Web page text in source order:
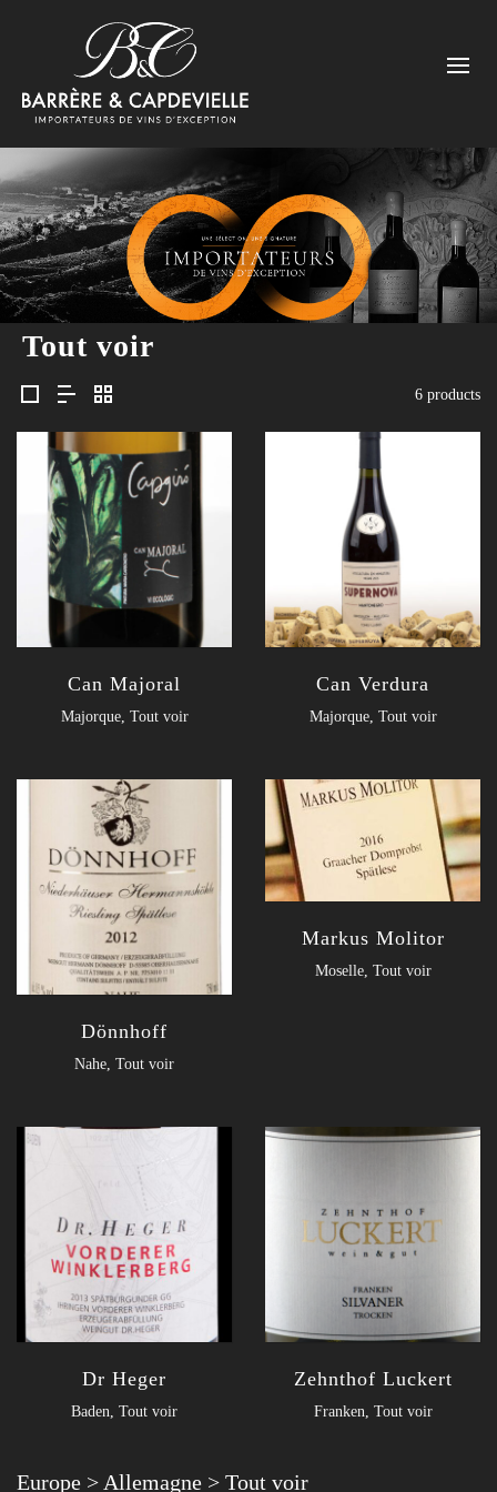
Tout voir
6 products
Can Majoral
Majorque, Tout voir
Can Verdura
Majorque, Tout voir
Dönnhoff
Nahe, Tout voir
Markus Molitor
Moselle, Tout voir
Dr Heger
Baden, Tout voir
Zehnthof Luckert
Franken, Tout voir
Europe > Allemagne > Tout voir